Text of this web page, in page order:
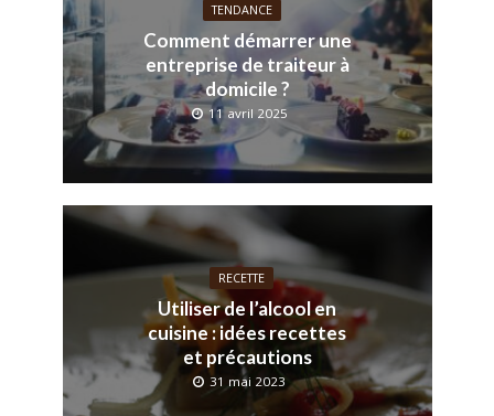
TENDANCE
Comment démarrer une
entreprise de traiteur à
domicile ?
11 avril 2025
RECETTE
Utiliser de l’alcool en
cuisine : idées recettes
et précautions
31 mai 2023